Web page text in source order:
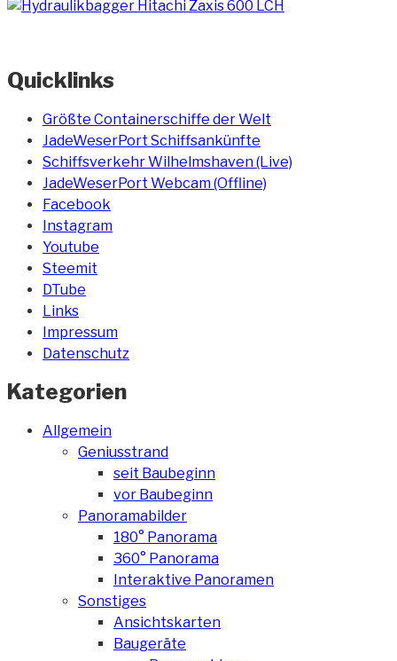
Quicklinks
Größte Containerschiffe der Welt
JadeWeserPort Schiffsankünfte
Schiffsverkehr Wilhelmshaven (Live)
JadeWeserPort Webcam (Offline)
Facebook
Instagram
Youtube
Steemit
DTube
Links
Impressum
Datenschutz
Kategorien
Allgemein
Geniusstrand
seit Baubeginn
vor Baubeginn
Panoramabilder
180° Panorama
360° Panorama
Interaktive Panoramen
Sonstiges
Ansichtskarten
Baugeräte